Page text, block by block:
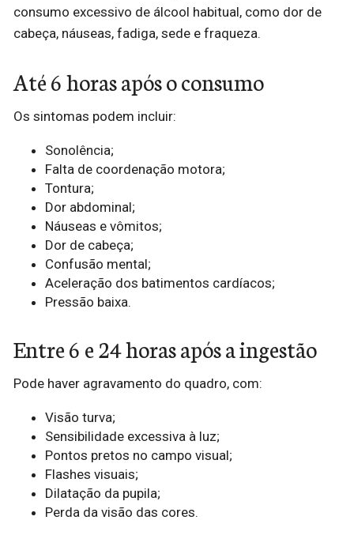
consumo excessivo de álcool habitual, como dor de
cabeça, náuseas, fadiga, sede e fraqueza.
Até 6 horas após o consumo
Os sintomas podem incluir:
Sonolência;
Falta de coordenação motora;
Tontura;
Dor abdominal;
Náuseas e vômitos;
Dor de cabeça;
Confusão mental;
Aceleração dos batimentos cardíacos;
Pressão baixa.
Entre 6 e 24 horas após a ingestão
Pode haver agravamento do quadro, com:
Visão turva;
Sensibilidade excessiva à luz;
Pontos pretos no campo visual;
Flashes visuais;
Dilatação da pupila;
Perda da visão das cores.